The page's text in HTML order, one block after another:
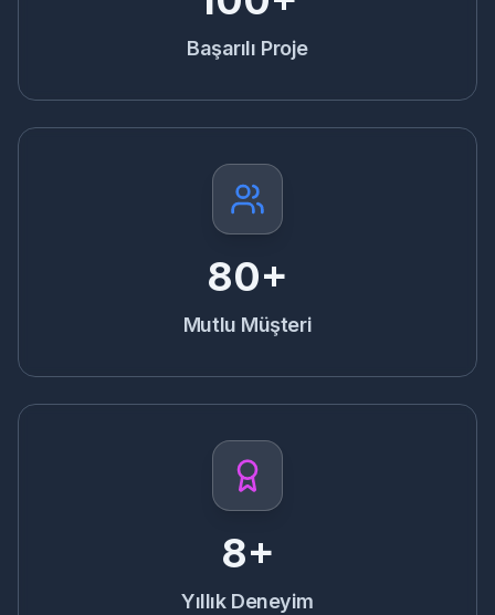
Başarılı Proje
80+
Mutlu Müşteri
8+
Yıllık Deneyim